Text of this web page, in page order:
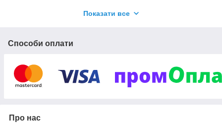
облаштування будинку або квартири.
Зараз всі покупки здійснюються набагато простіше, ніж
пошуках потрібних речей, потрібного розміру, кольору. Всього
декілька хвилин потрібно для того, щоб вибрати і купити
текстиль для дому в нашому інтернет-магазині.
щось ексклюзивне або з нестандартними розмірами, то
Показати все
Способи оплати
Про нас